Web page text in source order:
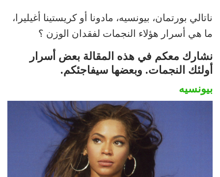
ناتالي بورتمان، بيونسيه، مادونا أو كريستينا أغيليرا،
ما هي أسرار هؤلاء النجمات لفقدان الوزن ؟
نشارك معكم في هذه المقالة بعض أسرار
أولئك النجمات. وبعضها سيفاجئكم.
بيونسيه